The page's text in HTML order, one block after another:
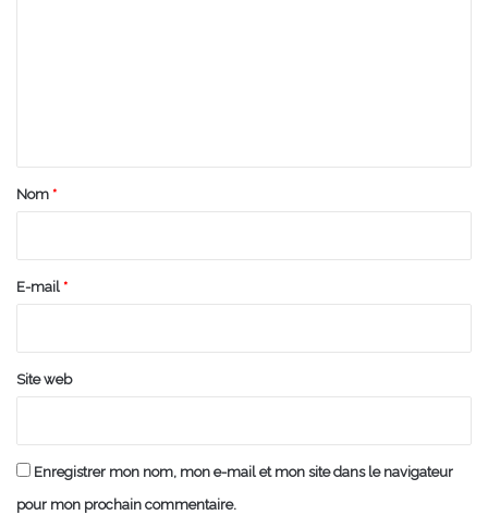
a
e
Nom *
E-mail *
Site web
Enregistrer mon nom, mon e-mail et mon site dans le navigateur
pour mon prochain commentaire.